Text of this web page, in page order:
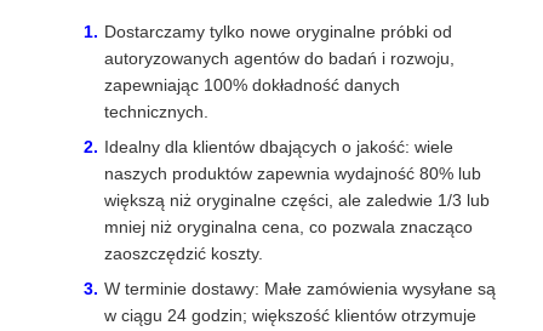
Dostarczamy tylko nowe oryginalne próbki od
autoryzowanych agentów do badań i rozwoju,
zapewniając 100% dokładność danych
technicznych.
Idealny dla klientów dbających o jakość: wiele
naszych produktów zapewnia wydajność 80% lub
większą niż oryginalne części, ale zaledwie 1/3 lub
mniej niż oryginalna cena, co pozwala znacząco
zaoszczędzić koszty.
W terminie dostawy: Małe zamówienia wysyłane są
w ciągu 24 godzin; większość klientów otrzymuje